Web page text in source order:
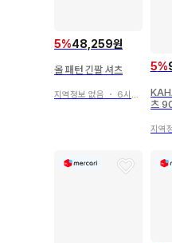
5%48,259원
올 패턴 긴팔 셔츠
지역정보 없음 ・ 6시간 전
5%
츠
지역